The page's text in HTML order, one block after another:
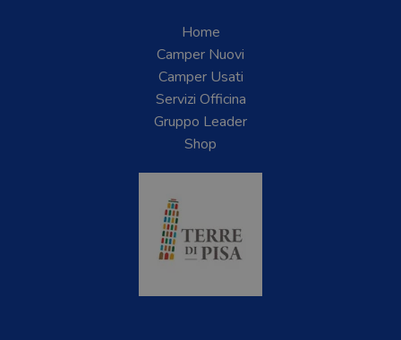
Home
Camper Nuovi
Camper Usati
Servizi Officina
Gruppo Leader
Shop